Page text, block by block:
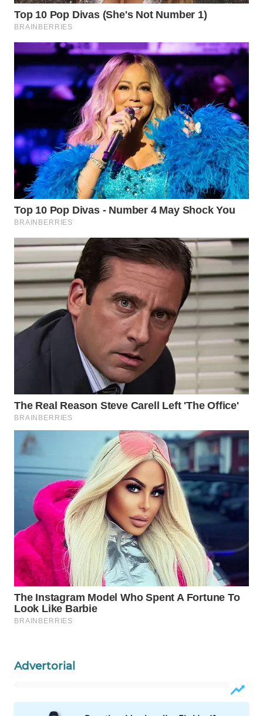
Advertorial
UMKM
SELEB
WAHANA
PERSONA
WAHANA
OTOMOTIF
WAHANA
HEALTH
WAHANA
DESA
WISATA
LAPAK
WAHANA
Network
MASYARAKAT
KELISTRIKAN
WALINKI
MAWAKA
ID
MARTABAT
PLN
WATCH
MKLI